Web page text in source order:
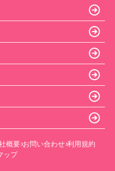
概要 お問い合わせ 利用規約
ップ